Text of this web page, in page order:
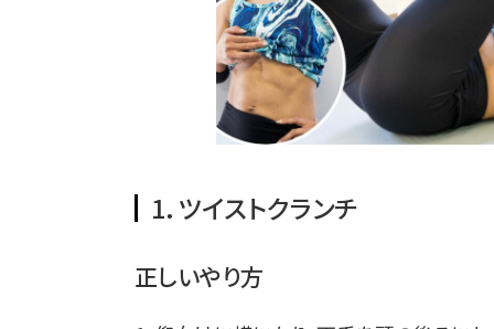
1．ツイストクランチ
正しいやり方